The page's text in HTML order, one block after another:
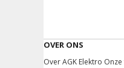
OVER ONS
Over AGK Elektro